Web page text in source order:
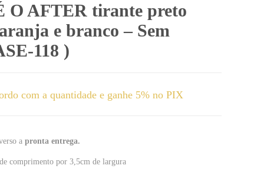
O AFTER tirante preto
e branco – Sem
118 )
com a quantidade e ganhe 5% no PIX
a pronta entrega.
comprimento por 3,5cm de largura